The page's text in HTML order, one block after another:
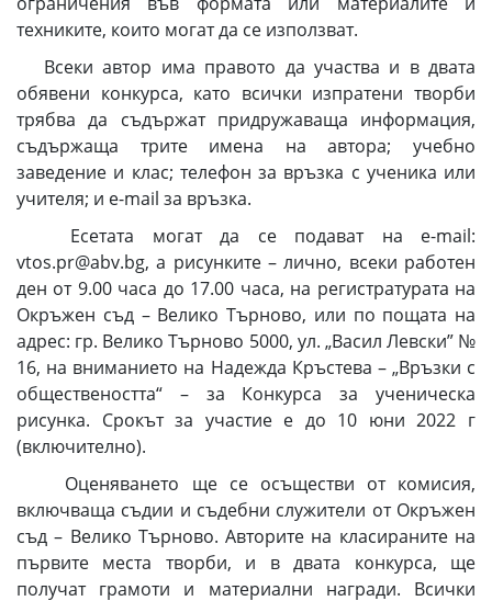
техниките, които могат да се използват.
Всеки автор има правото да участва и в двата
обявени конкурса, като всички изпратени творби
трябва да съдържат придружаваща информация,
съдържаща трите имена на автора; учебно
заведение и клас; телефон за връзка с ученика или
учителя; и e-mail за връзка.
Есетата могат да се подават на e-mail:
vtos.pr@abv.bg, а рисунките – лично, всеки работен
ден от 9.00 часа до 17.00 часа, на регистратурата на
Окръжен съд – Велико Търново, или по пощата на
адрес: гр. Велико Търново 5000, ул. „Васил Левски” №
16, на вниманието на Надежда Кръстева – „Връзки с
обществеността“ – за Конкурса за ученическа
рисунка. Срокът за участие е до 10 юни 2022 г
(включително).
Оценяването ще се осъществи от комисия,
включваща съдии и съдебни служители от Окръжен
съд – Велико Търново. Авторите на класираните на
първите места творби, и в двата конкурса, ще
получат грамоти и материални награди. Всички